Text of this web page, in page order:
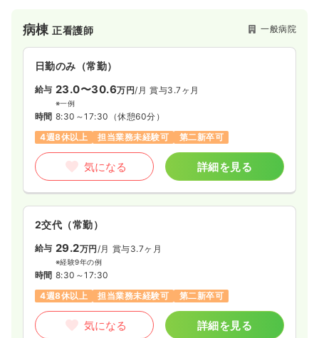
病棟正看護師 一般病院
日勤のみ（常勤）
給与 23.0〜30.6万円/月 賞与3.7ヶ月
※一例
時間 8:30～17:30 （休憩60分）
4週8休以上
担当業務未経験可 第二新卒可
気になる 詳細を見る
2交代（常勤）
給与 29.2万円/月 賞与3.7ヶ月
※経験9年の例
時間 8:30～17:30
4週8休以上
担当業務未経験可 第二新卒可
気になる 詳細を見る